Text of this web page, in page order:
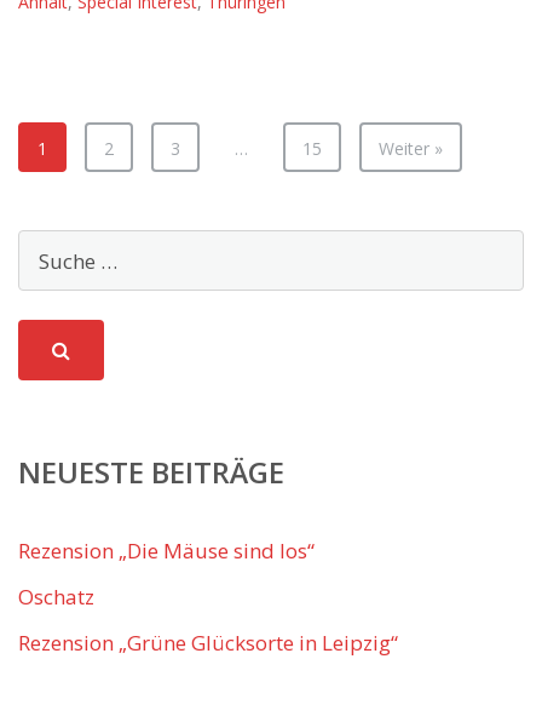
1 2 3 … 15 Weiter »
NEUESTE BEITRÄGE
Rezension „Die Mäuse sind los“
Oschatz
Rezension „Grüne Glücksorte in Leipzig“